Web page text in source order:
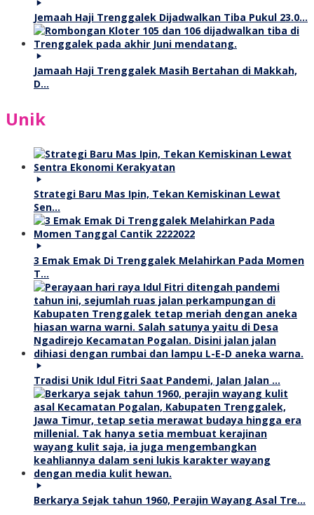
Jemaah Haji Trenggalek Dijadwalkan Tiba Pukul 23.0…
Jamaah Haji Trenggalek Masih Bertahan di Makkah,
D…
Unik
Strategi Baru Mas Ipin, Tekan Kemiskinan Lewat
Sen…
3 Emak Emak Di Trenggalek Melahirkan Pada Momen
T…
Tradisi Unik Idul Fitri Saat Pandemi, Jalan Jalan …
Berkarya Sejak tahun 1960, Perajin Wayang Asal Tre…